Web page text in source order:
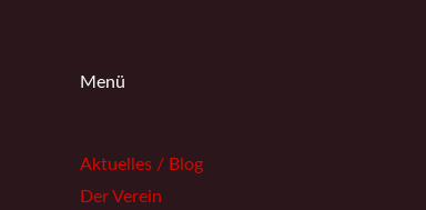
Menü
Aktuelles / Blog
Der Verein